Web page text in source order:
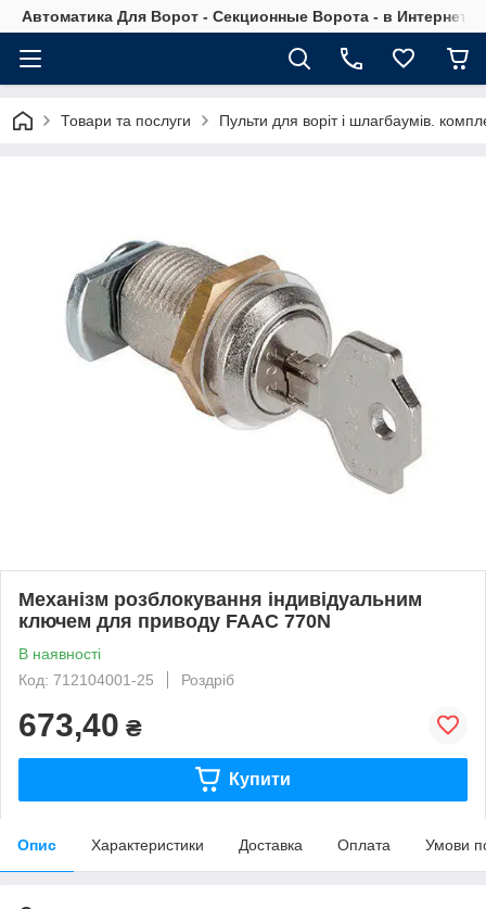
Автоматика Для Ворот - Секционные Ворота - в Интернет
Товари та послуги Пульти для воріт і шлагбаумів.
Механізм розблокування індивідуальним
ключем для приводу FAAC 770N
В наявності
Код: 712104001-25
Роздріб
673,40 ₴
Купити
Опис Характеристики Доставка Оплата Умови